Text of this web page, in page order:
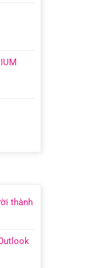
thành